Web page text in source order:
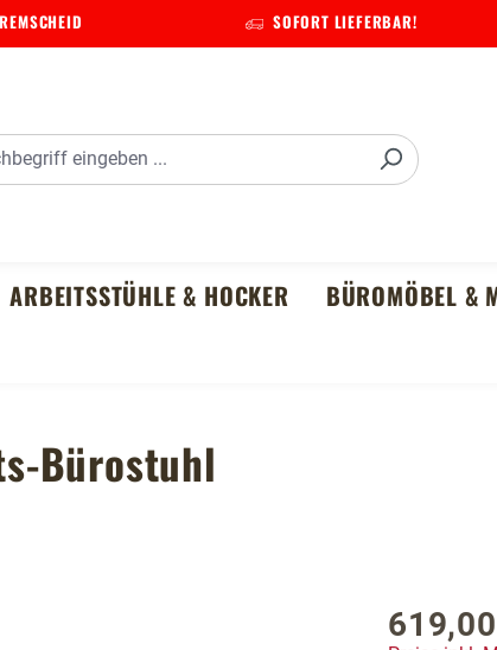
SOFORT LIEFERBAR!
ARBEITSSTÜHLE & HOCKER BÜROMÖBEL &
Bürostuhl
Regulärer